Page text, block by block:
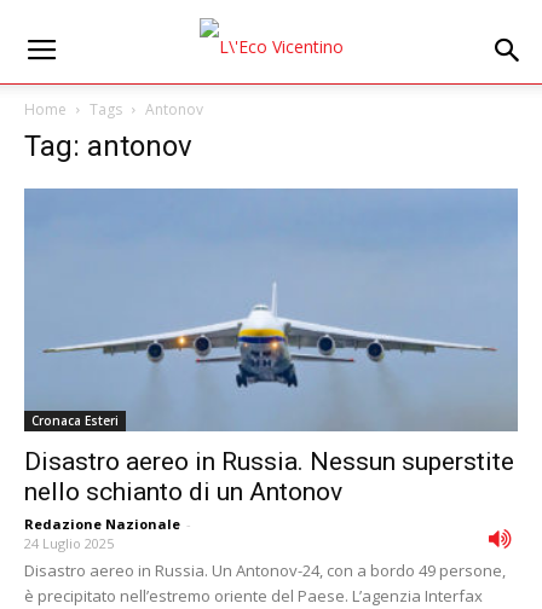
Home Tags Antonov
Tag: antonov
Cronaca Esteri
Disastro aereo in Russia. Nessun superstite
nello schianto di un Antonov
Redazione Nazionale -
24 Luglio 2025
Disastro aereo in Russia. Un Antonov-24, con a bordo 49 persone,
è precipitato nell’estremo oriente del Paese. L’agenzia Interfax